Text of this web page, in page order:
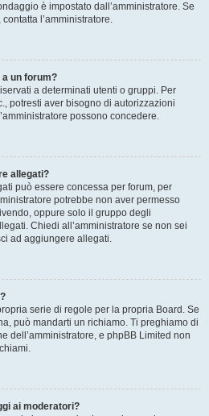
è impostato dall’amministratore. Se
l’amministratore.
un forum?
a determinati utenti o gruppi. Per
potresti aver bisogno di autorizzazioni
possono concedere.
allegati?
può essere concessa per forum, per
potrebbe non aver permesso
oppure solo il gruppo degli
Chiedi all’amministratore se non sei
ad aggiungere allegati.
serie di regole per la propria Board. Se
può mandarti un richiamo. Ti preghiamo di
dell’amministratore, e phpBB Limited non
ai moderatori?